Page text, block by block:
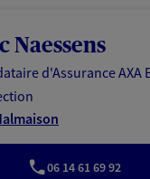
Naessens
d'Assurance AXA
06 14 61 69 92